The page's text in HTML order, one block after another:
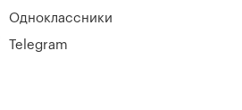
Одноклассники
Telegram